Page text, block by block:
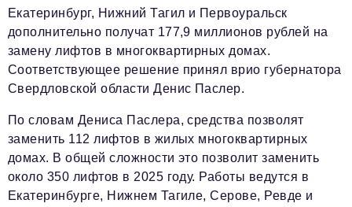
Отдел по работе с партнерами
partner@business-magazine.online
Екатеринбург, Нижний Тагил и Первоуральск
дополнительно получат 177,9 миллионов рублей на
замену лифтов в многоквартирных домах.
Соответствующее решение принял врио губернатора
Свердловской области Денис Паслер.
По словам Дениса Паслера, средства позволят
заменить 112 лифтов в жилых многоквартирных
домах. В общей сложности это позволит заменить
около 350 лифтов в 2025 году. Работы ведутся в
Екатеринбурге, Нижнем Тагиле, Серове, Ревде и